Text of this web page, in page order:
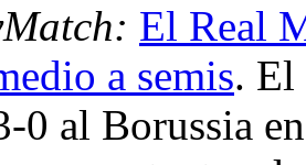
El Real
a semis. El
0 al Borussia